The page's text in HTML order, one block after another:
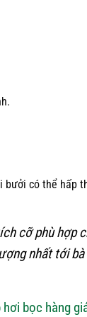
bưởi có thể hấp
cỡ phù hợp
nhất tới bà
hơi bọc hàng